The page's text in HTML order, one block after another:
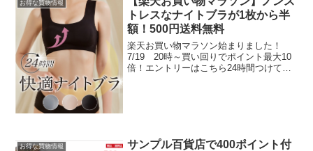
お得な買物情報
トレスなナイトブラが1枚から半
額！500円送料無料
楽天お買い物マラソン始まりました！
7/19 20時～買い回りでポイント最大10
倍！エントリーはこちら24時間つけてい
お得な買物情報
サンプル百貨店で400ポイント付